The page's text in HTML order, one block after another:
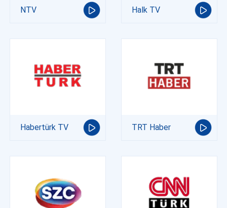
NTV Halk TV
Habertürk TV TRT Haber